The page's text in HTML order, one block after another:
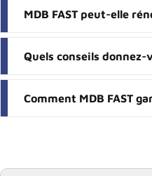
MDB FAST peut-elle
Quels conseils donnez-
Comment MDB FAST